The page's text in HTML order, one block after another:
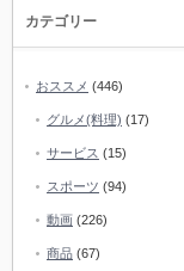
カテゴリー
おススメ (446)
グルメ(料理) (17)
サービス (15)
スポーツ (94)
動画 (226)
商品 (67)